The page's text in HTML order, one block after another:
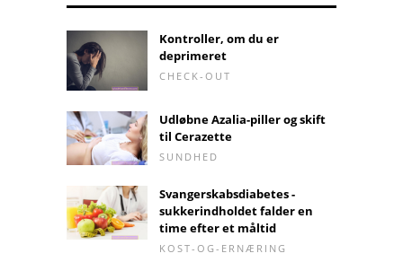
Kontroller, om du er
deprimeret
CHECK-OUT
Udløbne Azalia-piller og skift
til Cerazette
SUNDHED
Svangerskabsdiabetes -
sukkerindholdet falder en
time efter et måltid
KOST-OG-ERNÆRING